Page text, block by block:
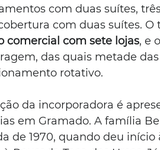
com duas suítes,
com duas suítes.
comercial com sete lojas, e
das quais metade
rotativo.
da incorporadora é
em Gramado. A família
de 1970, quando deu